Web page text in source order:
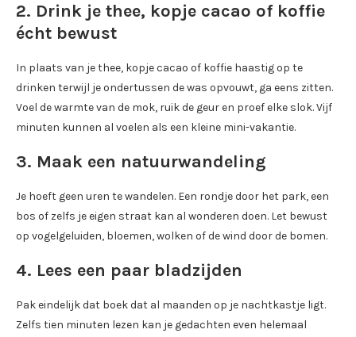
2. Drink je thee, kopje cacao of koffie
écht bewust
In plaats van je thee, kopje cacao of koffie haastig op te
drinken terwijl je ondertussen de was opvouwt, ga eens zitten.
Voel de warmte van de mok, ruik de geur en proef elke slok. Vijf
minuten kunnen al voelen als een kleine mini-vakantie.
3. Maak een natuurwandeling
Je hoeft geen uren te wandelen. Een rondje door het park, een
bos of zelfs je eigen straat kan al wonderen doen. Let bewust
op vogelgeluiden, bloemen, wolken of de wind door de bomen.
4. Lees een paar bladzijden
Pak eindelijk dat boek dat al maanden op je nachtkastje ligt.
Zelfs tien minuten lezen kan je gedachten even helemaal